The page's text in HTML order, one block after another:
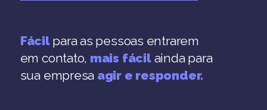
Fácilpara as pessoas entrarem
em contato, mais fácilainda para
sua empresa agir e responder.